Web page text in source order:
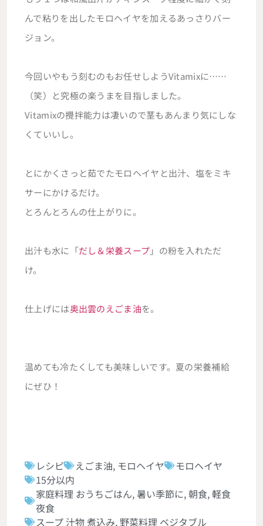
んで粘りを出したモロヘイヤを加えるあっさりバー
ジョン。
今回いやもう刻むのもお任せしようVitamixに……
（笑）と究極の楽うまを目指しました。
Vitamixの攪拌能力は凄いので茎もあんまり気にしな
くていいし。
とにかくさっと茹でたモロヘイヤと出汁、塩をミキ
サーにかけるだけ。
とろんとろんの仕上がりに。
出汁も水に「だし＆栄養スープ」の粉を入れただ
け。
仕上げには奥出雲のえごま油を。
温めても冷たくしても美味しいです。夏の栄養補給
にぜひ！
レシピ えごま油, モロヘイヤ
モロヘイヤ
15分以内
家庭料理 おうちごはん,暑い季節に,朝食,軽食
夜食
スープ 汁物 煮込み,野菜料理 ベジタブル